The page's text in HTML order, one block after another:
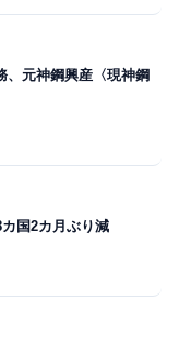
元神鋼興産〈現神鋼
国2カ月ぶり減